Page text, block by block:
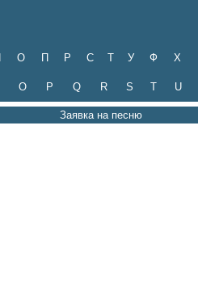
О П Р С Т У Ф Х
O P Q R S T U
Заявка на песню